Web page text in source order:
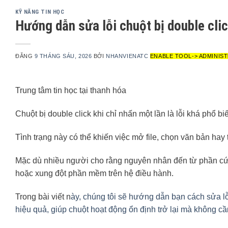
KỸ NĂNG TIN HỌC
Hướng dẫn sửa lỗi chuột bị double
ĐĂNG 9 THÁNG SÁU, 2026 BỞI NHANVIENATC ENABLE TOOL->
Trung tâm tin học tại thanh hóa
Chuột bị double click khi chỉ nhấn một lần là lỗi khá phổ
Tình trạng này có thể khiến việc mở file, chọn văn bản
Mặc dù nhiều người cho rằng nguyên nhân đến từ phần
hoặc xung đột phần mềm trên hệ điều hành.
Trong bài viết này, chúng tôi sẽ hướng dẫn bạn cách sửa
hiệu quả, giúp chuột hoạt động ổn định trở lại mà không